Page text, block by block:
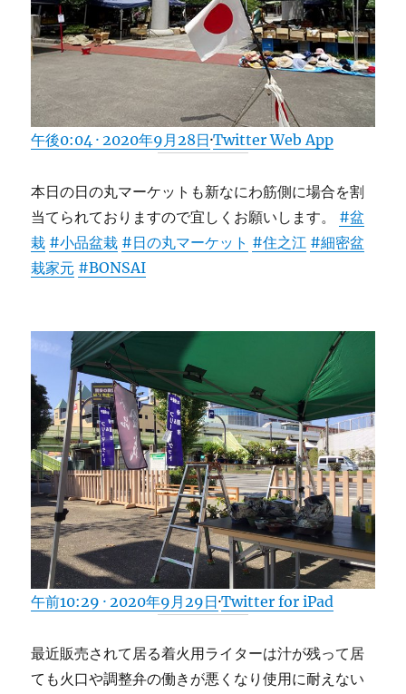
午後0:04 · 2020年9月28日·Twitter Web App
本日の日の丸マーケットも新なにわ筋側に場合を割
当てられておりますので宜しくお願いします。 #盆
栽 #小品盆栽 #日の丸マーケット #住之江 #細密盆
栽家元 #BONSAI
午前10:29 · 2020年9月29日·Twitter for iPad
最近販売されて居る着火用ライターは汁が残って居
ても火口や調整弁の働きが悪くなり使用に耐えない